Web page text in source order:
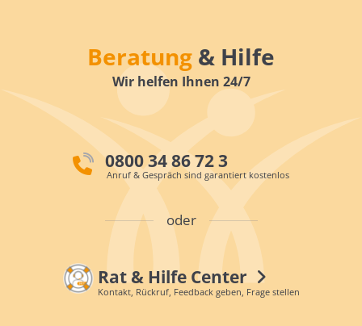
Beratung & Hilfe
Wir helfen Ihnen 24/7
0800 34 86 72 3
Anruf & Gespräch sind garantiert kostenlos
oder
Rat & Hilfe Center
Kontakt, Rückruf, Feedback geben, Frage stellen